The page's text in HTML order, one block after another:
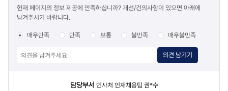
만족도
조사
현재 페이지의 정보 제공에 만족하십니까? 개선/건의사항이 있으면 아래에
남겨주시기 바랍니다.
매우만족 만족 보통 불만족 매우불만족
의견 남기기
담당부서 인사처 인재채용팀 권*수